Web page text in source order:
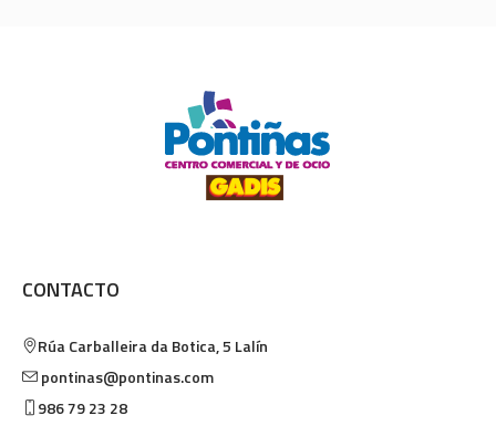
CONTACTO
Rúa Carballeira da Botica, 5 Lalín
pontinas@pontinas.com
986 79 23 28